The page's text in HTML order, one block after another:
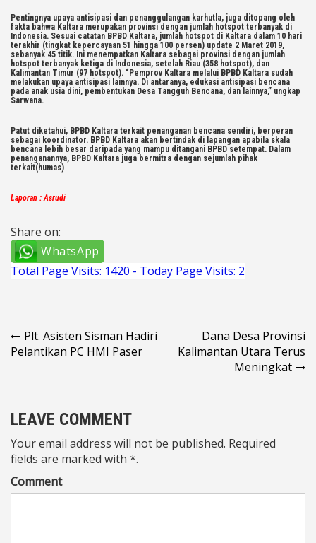
Pentingnya upaya antisipasi dan penanggulangan karhutla, juga ditopang oleh
fakta bahwa Kaltara merupakan provinsi dengan jumlah hotspot terbanyak di
Indonesia. Sesuai catatan BPBD Kaltara, jumlah hotspot di Kaltara dalam 10 hari
terakhir (tingkat kepercayaan 51 hingga 100 persen) update 2 Maret 2019,
sebanyak 45 titik. Ini menempatkan Kaltara sebagai provinsi dengan jumlah
hotspot terbanyak ketiga di Indonesia, setelah Riau (358 hotspot), dan
Kalimantan Timur (97 hotspot). “Pemprov Kaltara melalui BPBD Kaltara sudah
melakukan upaya antisipasi lainnya. Di antaranya, edukasi antisipasi bencana
pada anak usia dini, pembentukan Desa Tangguh Bencana, dan lainnya,” ungkap
Sarwana.
Patut diketahui, BPBD Kaltara terkait penanganan bencana sendiri, berperan
sebagai koordinator. BPBD Kaltara akan bertindak di lapangan apabila skala
bencana lebih besar daripada yang mampu ditangani BPBD setempat. Dalam
penanganannya, BPBD Kaltara juga bermitra dengan sejumlah pihak
terkait(humas)
Laporan : Asrudi
Share on:
WhatsApp
Total Page Visits: 1420 - Today Page Visits: 2
Navigasi
pos
Plt. Asisten Sisman Hadiri
Pelantikan PC HMI Paser
Dana Desa Provinsi
Kalimantan Utara Terus
Meningkat
LEAVE COMMENT
Your email address will not be published. Required
fields are marked with *.
Comment